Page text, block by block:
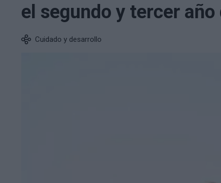
el segundo y tercer año
Cuidado y desarrollo